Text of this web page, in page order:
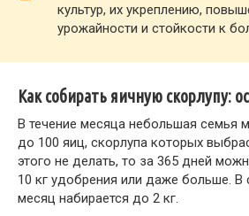
культур, их укреплению,
урожайности и стойкости к
Как собирать яичную скорлупу:
В течение месяца небольшая семья
до 100 яиц, скорлупа которых
этого не делать, то за 365 дней
10 кг удобрения или даже больше. В
месяц набирается до 2 кг.